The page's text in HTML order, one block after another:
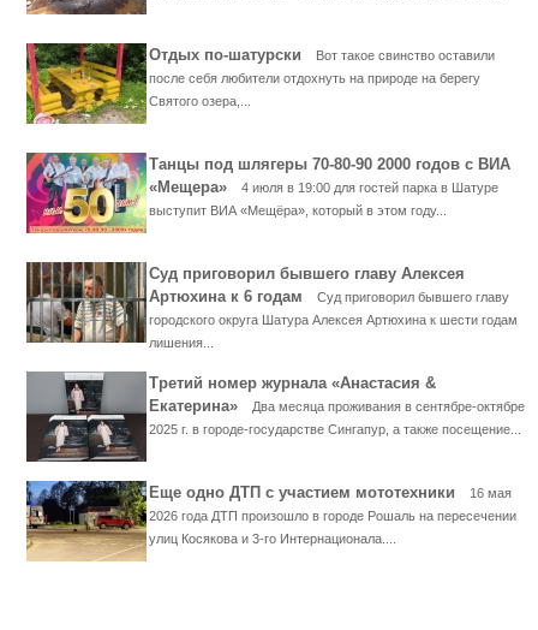
Отдых по-шатурски
Вот такое свинство оставили
после себя любители отдохнуть на природе на берегу
Святого озера,...
Танцы под шлягеры 70-80-90 2000 годов с ВИА
«Мещера»
4 июля в 19:00 для гостей парка в Шатуре
выступит ВИА «Мещёра», который в этом году...
Суд приговорил бывшего главу Алексея
Артюхина к 6 годам
Суд приговорил бывшего главу
городского округа Шатура Алексея Артюхина к шести годам
лишения...
Третий номер журнала «Анастасия &
Екатерина»
Два месяца проживания в сентябре-октябре
2025 г. в городе-государстве Сингапур, а также посещение...
Еще одно ДТП с участием мототехники
16 мая
2026 года ДТП произошло в городе Рошаль на пересечении
улиц Косякова и 3-го Интернационала....